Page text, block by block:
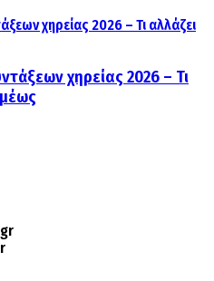
χηρείας 2026 – Τι